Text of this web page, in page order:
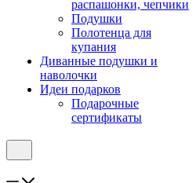
распашонки, чепчики
Подушки
Полотенца для
купания
Диванные подушки и
наволочки
Идеи подарков
Подарочные
сертификаты